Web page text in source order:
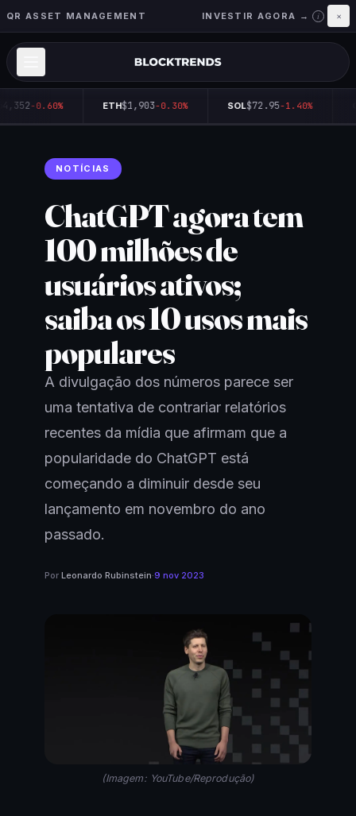
QR ASSET MANAGEMENT INVESTIR AGORA → i ×
-0.60% ETH$1,903-0.30% SOL$72.95-1.40%
NOTÍCIAS
ChatGPT agora tem
100 milhões de
usuários ativos;
saiba os 10 usos mais
populares
A divulgação dos números parece ser
uma tentativa de contrariar relatórios
recentes da mídia que afirmam que a
popularidade do ChatGPT está
começando a diminuir desde seu
lançamento em novembro do ano
passado.
Por Leonardo Rubinstein·9 nov 2023
(Imagem: YouTube/Reprodução)